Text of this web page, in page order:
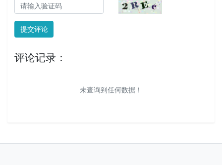
提交评论
评论记录：
未查询到任何数据！